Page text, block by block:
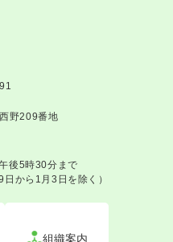
野209番地
後5時30分まで
から1月3日を除く）
組織案内